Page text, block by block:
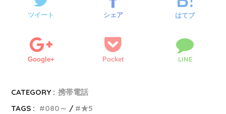
ツイート シェア はてブ
Google+ Pocket LINE
CATEGORY : 携帯電話
TAGS :
080～ ★5